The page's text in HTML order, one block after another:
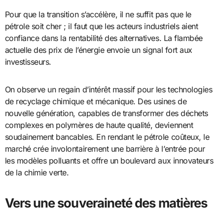
Pour que la transition s’accélère, il ne suffit pas que le
pétrole soit cher ; il faut que les acteurs industriels aient
confiance dans la rentabilité des alternatives. La flambée
actuelle des prix de l’énergie envoie un signal fort aux
investisseurs.
On observe un regain d’intérêt massif pour les technologies
de recyclage chimique et mécanique. Des usines de
nouvelle génération, capables de transformer des déchets
complexes en polymères de haute qualité, deviennent
soudainement bancables. En rendant le pétrole coûteux, le
marché crée involontairement une barrière à l’entrée pour
les modèles polluants et offre un boulevard aux innovateurs
de la chimie verte.
Vers une souveraineté des matières